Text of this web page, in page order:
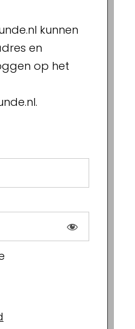
kunnen
en
op het